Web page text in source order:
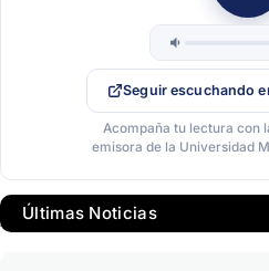
Seguir escuchando
Acompaña tu lectura con
emisora de la Universidad
Últimas Noticias